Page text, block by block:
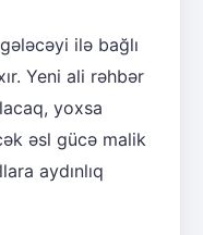
ilə bağlı
Yeni ali rəhbər
yoxsa
əsl gücə malik
aydınlıq